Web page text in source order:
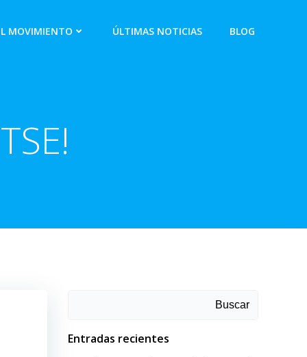
MOVIMIENTO ÚLTIMAS NOTICIAS BLOG
Buscar
Entradas recientes